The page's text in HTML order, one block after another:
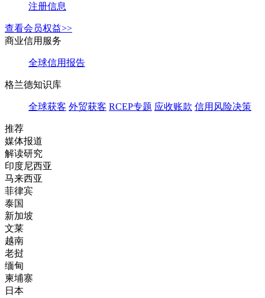
注册信息
查看会员权益>>
商业信用服务
全球信用报告
格兰德知识库
全球获客 外贸获客 RCEP专题 应收账款 信用风险决策
推荐
媒体报道
解读研究
印度尼西亚
马来西亚
菲律宾
泰国
新加坡
文莱
越南
老挝
缅甸
柬埔寨
日本